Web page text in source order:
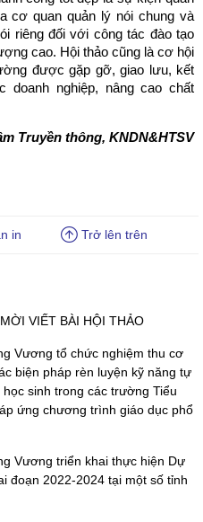
cơ quan quản lý nói chung và
riêng đối với công tác đào tạo
cao. Hội thảo cũng là cơ hội
được gặp gỡ, giao lưu, kết
nghiệp, nâng cao chất
Truyền thông, KNDN&HTSV
in Trở lên trên
VIẾT BÀI HỘI THẢO
Vương tổ chức nghiệm thu cơ
biện pháp rèn luyện kỹ năng tự
sinh trong các trường Tiểu
ứng chương trình giáo dục phổ
Vương triển khai thực hiện Dự
đoạn 2022-2024 tại một số tỉnh